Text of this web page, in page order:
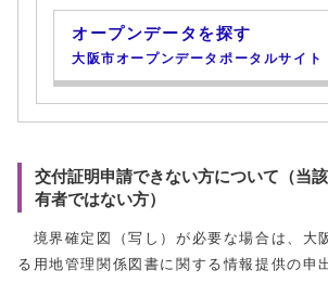
オープンデータを探す
大阪市オープンデータポータルサイト
交付証明申請できない方について（当
有者ではない方）
境界確定図（写し）が必要な場合は、大
る用地管理関係図書に関する情報提供の申